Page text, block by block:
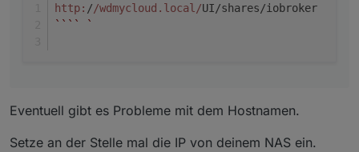
http: //wdmycloud.local/UI/shares/iobroker
`` `` `
Eventuell gibt es Probleme mit dem Hostnamen.
Setze an der Stelle mal die IP von deinem NAS ein.